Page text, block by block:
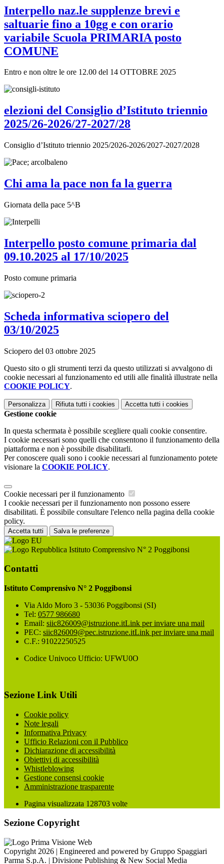
Interpello naz.le supplenze brevi e
saltuarie fino a 10gg e con orario
variabile Scuola PRIMARIA posto
COMUNE
Entro e non oltre le ore 12.00 del 14 OTTOBRE 2025
elezioni del Consiglio d’Istituto triennio
2025/26-2026/27-2027/28
Consiglio d’Istituto triennio 2025/2026-2026/2027-2027/2028
Chi ama la pace non fa la guerra
Giornata della pace 5^B
Interpello posto comune primaria dal
09.10.2025 al 17/10/2025
Posto comune primaria
Scheda informativa sciopero del
03/10/2025
Sciopero del 03 ottobre 2025
Questo sito o gli strumenti terzi da questo utilizzati si avvalgono di
cookie necessari al funzionamento ed utili alle finalità illustrate nella
COOKIE POLICY.
Personalizza Rifiuta tutti i cookies Accetta tutti i cookies
Gestione cookie
In questa schermata è possibile scegliere quali cookie consentire.
I cookie necessari sono quelli che consentono il funzionamento della
piattaforma e non è possibile disabilitarli.
Per conoscere quali sono i cookie necessari al funzionamento potete
visionare la COOKIE POLICY.
Cookie necessari per il funzionamento
I cookie necessari per il funzionamento non possono essere
disabilitati. È possibile consultare l'elenco nella pagina della cookie
policy.
Accetta tutti Salva le preferenze
Istituto Comprensivo N° 2 Poggibonsi
Contatti
Istituto Comprensivo N° 2 Poggibonsi
Via Aldo Moro 3 - 53036 Poggibonsi (SI)
Tel: 0577 986680
Email: siic826009@istruzione.itLink per inviare una mail
PEC: siic826009@pec.istruzione.itLink per inviare una mail
C.F.: 91022250525
Codice Univoco Ufficio: UFWU0O
Sezione Link Utili
Cookie policy
Note legali
Informativa Privacy
Ufficio Relazioni con il Pubblico
Dichiarazione di accessibilità
Obiettivi di accessibilità
Whistleblowing
Gestione consensi cookie
Amministrazione trasparente
Pagina visualizzata 128703 volte
Sezione Copyright
Copyright 2026 | Engineered and powered by Gruppo Spaggiari
Parma S.p.A. | Divisione Publishing & New Social Media